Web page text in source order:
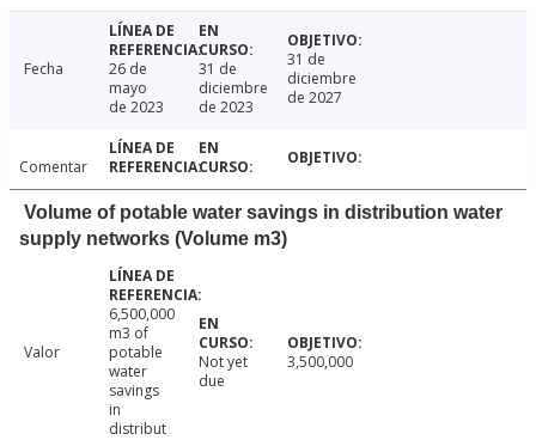
Fecha
26 de
mayo
de 2023
31 de
diciembre
de 2023
31 de
diciembre
de 2027
Comentar
Volume of potable water savings in distribution water
supply networks (Volume m3)
Valor
6,500,000
m3 of
potable
water
savings
in
distribut
Not yet
due
3,500,000